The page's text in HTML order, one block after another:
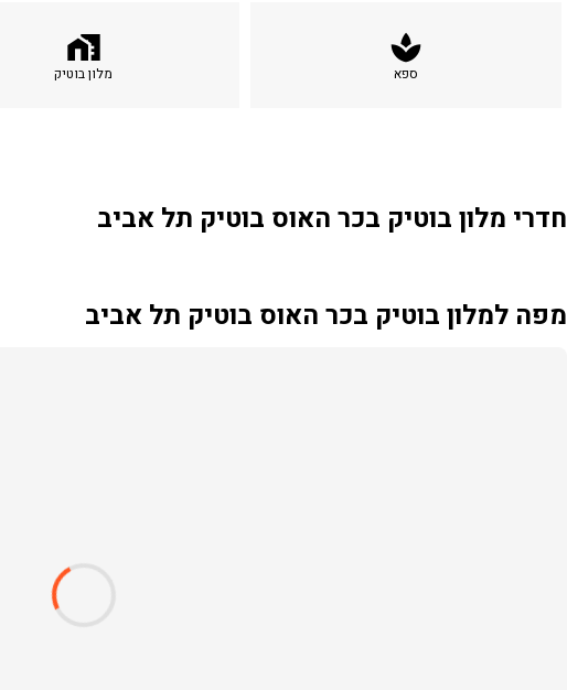
spa
ספא
home_work
מלון בוטיק
חדרי מלון בוטיק בכר האוס בוטיק תל אביב
מפה למלון בוטיק בכר האוס בוטיק תל אביב